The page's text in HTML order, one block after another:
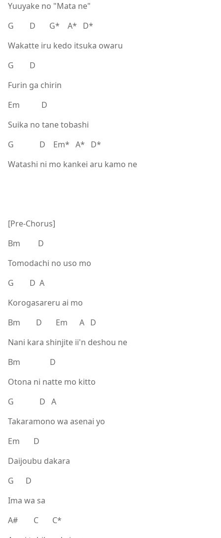
Yuuyake no "Mata ne"
G D G* A* D*
Wakatte iru kedo itsuka owaru
G D
Furin ga chirin
Em D
Suika no tane tobashi
G D Em* A* D*
Watashi ni mo kankei aru kamo ne
[Pre-Chorus]
Bm D
Tomodachi no uso mo
G D A
Korogasareru ai mo
Bm D Em A D
Nani kara shinjite ii'n deshou ne
Bm D
Otona ni natte mo kitto
G D A
Takaramono wa asenai yo
Em D
Daijoubu dakara
G D
Ima wa sa
A# C C*